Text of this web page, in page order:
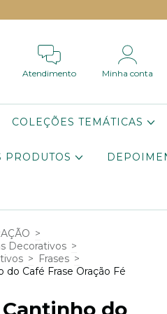
Atendimento Minha conta
COLEÇÕES TEMÁTICAS
PRODUTOS
>
Decorativos >
> Frases >
do Café Frase Oração Fé
do